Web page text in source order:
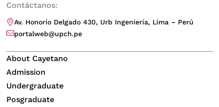
Contáctanos:
Av. Honorio Delgado 430, Urb Ingeniería, Lima – Perú
portalweb@upch.pe
About Cayetano
Admission
Undergraduate
Posgraduate